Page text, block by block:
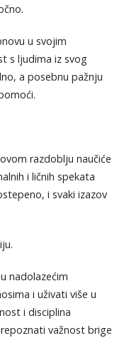
u svojim
s ljudima iz svog
a posebnu pažnju
razdoblju naučiće
i ličnih spekata
i svaki izazov
nadolazećim
i uživati više u
i disciplina
važnost brige